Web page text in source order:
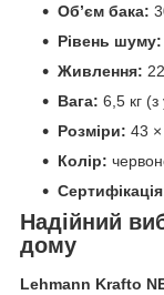
Об’єм бака:
Рівень шуму:
Живлення:
Вага: 6,5 кг
Розміри: 43
Колір:
Надійний
дому
Lehmann Krafto